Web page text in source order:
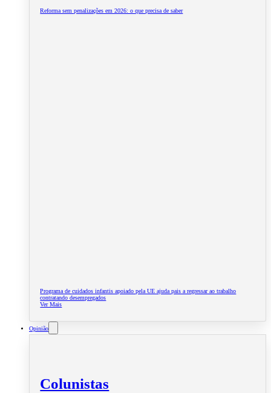
Reforma sem penalizações em 2026: o que precisa de saber
Programa de cuidados infantis apoiado pela UE ajuda pais a regressar ao trabalho
contratando desempregados
Ver Mais
Opinião
Colunistas